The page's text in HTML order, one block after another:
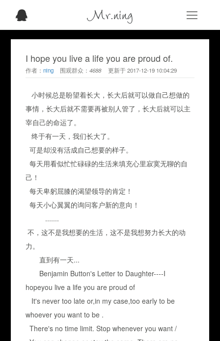
Mr.ning
I hope you live a life you are proud of.
作者：ning 围观群众：4688 更新于2017-12-19 10:04:29
小时候总是盼望着长大，长大后就可以做自己想做的
事情，长大后就不需要再被别人管了，长大后就可以主
宰自己的命运了。
终于有一天，我们长大了。
可是却没有活成自己想要的样子。
每天用看似忙忙碌碌的生活来填充心里寂寞无聊的自
己！
每天卑躬屈膝的渴望领导的肯定！
每天小心翼翼的询问客户新的意向！
.......
不，这不是我想要的生活，这不是我想努力长大的动
力。
直到有一天...
Benjamin Button's Letter to Daughter----I
hopeyou live a life you are proud of
It's never too late or,in my case,too early to be
whoever you want to be .
There's no time limit. Stop whenever you want /